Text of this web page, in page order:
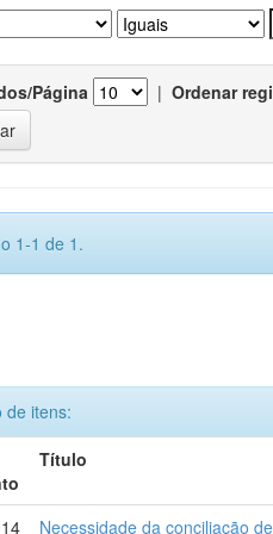
Página | Ordenar
1-1 de 1.
de itens:
Título
Necessidade da conciliação